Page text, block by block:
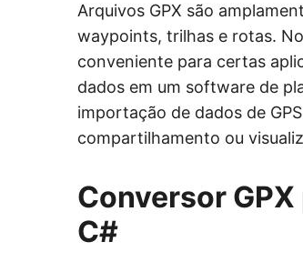
Arquivos GPX são
waypoints, trilhas e rotas.
conveniente para certas
dados em um software de
importação de dados de
compartilhamento ou
Conversor
C#